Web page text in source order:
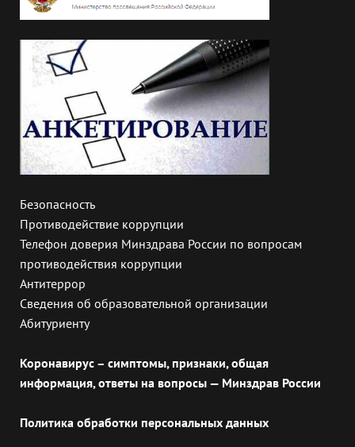
Безопасность
Противодействие коррупции
Телефон доверия Минздрава России по вопросам
противодействия коррупции
Антитеррор
Сведения об образовательной организации
Абитуриенту
Коронавирус – симптомы, признаки, общая
информация, ответы на вопросы — Минздрав России
Политика обработки персональных данных